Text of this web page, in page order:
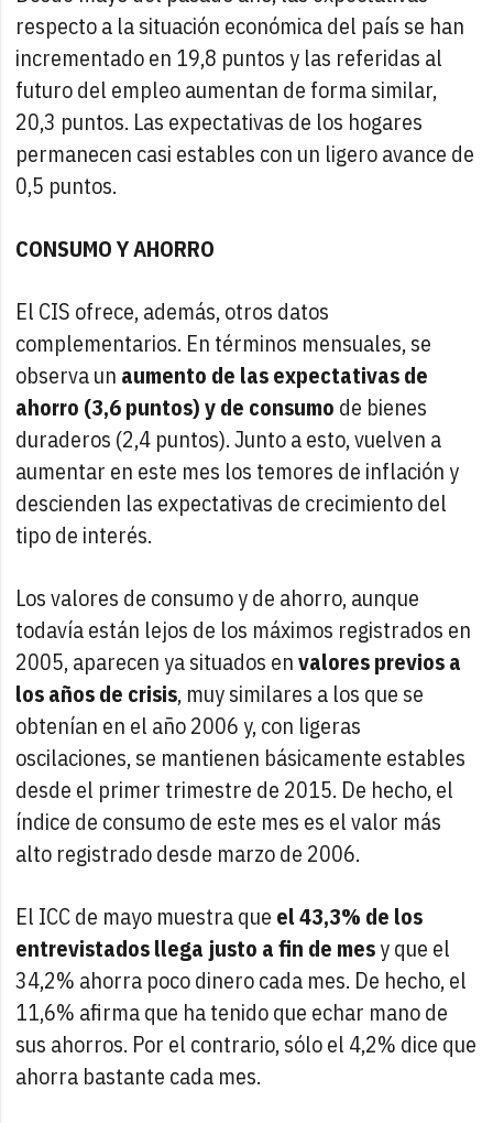
respecto a la situación económica del país se han
incrementado en 19,8 puntos y las referidas al
futuro del empleo aumentan de forma similar,
20,3 puntos. Las expectativas de los hogares
permanecen casi estables con un ligero avance de
0,5 puntos.
CONSUMO Y AHORRO
El CIS ofrece, además, otros datos
complementarios. En términos mensuales, se
observa un aumento de las expectativas de
ahorro (3,6 puntos) y de consumo de bienes
duraderos (2,4 puntos). Junto a esto, vuelven a
aumentar en este mes los temores de inflación y
descienden las expectativas de crecimiento del
tipo de interés.
Los valores de consumo y de ahorro, aunque
todavía están lejos de los máximos registrados en
2005, aparecen ya situados envalores previos a
los años de crisis, muy similares a los que se
obtenían en el año 2006 y, con ligeras
oscilaciones, se mantienen básicamente estables
desde el primer trimestre de 2015. De hecho, el
índice de consumo de este mes es el valor más
alto registrado desde marzo de 2006.
El ICC de mayo muestra que el 43,3% de los
entrevistados llega justo a fin de mesy que el
34,2% ahorra poco dinero cada mes. De hecho, el
11,6% afirma que ha tenido que echar mano de
sus ahorros. Por el contrario, sólo el 4,2% dice que
ahorra bastante cada mes.